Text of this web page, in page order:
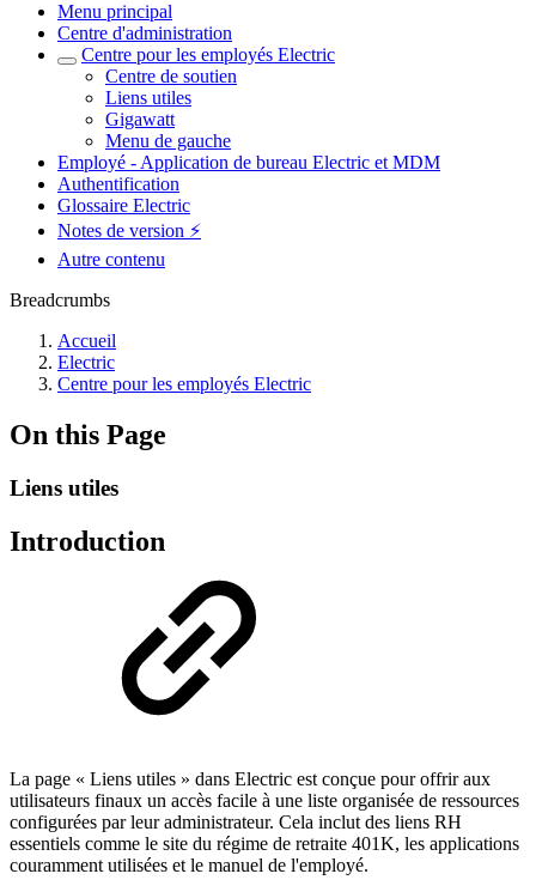
Menu principal
Centre d'administration
Centre pour les employés Electric
Centre de soutien
Liens utiles
Gigawatt
Menu de gauche
Employé - Application de bureau Electric et MDM
Authentification
Glossaire Electric
Notes de version ⚡️
Autre contenu
Breadcrumbs
Accueil
Electric
Centre pour les employés Electric
On this Page
Liens utiles
Introduction
La page « Liens utiles » dans Electric est conçue pour offrir aux
utilisateurs finaux un accès facile à une liste organisée de ressources
configurées par leur administrateur. Cela inclut des liens RH
essentiels comme le site du régime de retraite 401K, les applications
couramment utilisées et le manuel de l'employé.